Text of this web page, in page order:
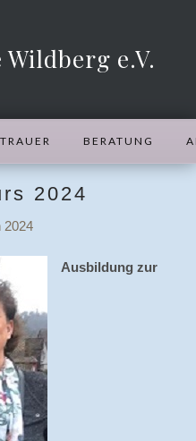
e.V.
TRAUER BERATUNG
2024
2024
Ausbildung zur